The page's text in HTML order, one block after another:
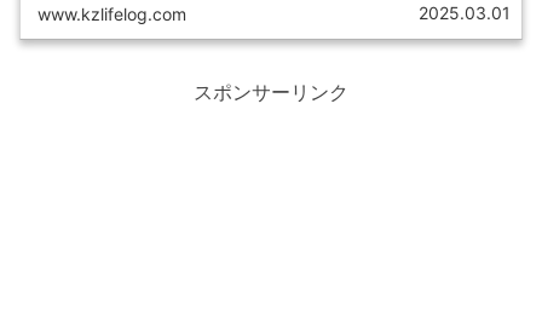
法、他の割引きっぷとの組み合わせや使い分けなどをご紹
www.kzlifelog.com 2025.03.01
スポンサーリンク